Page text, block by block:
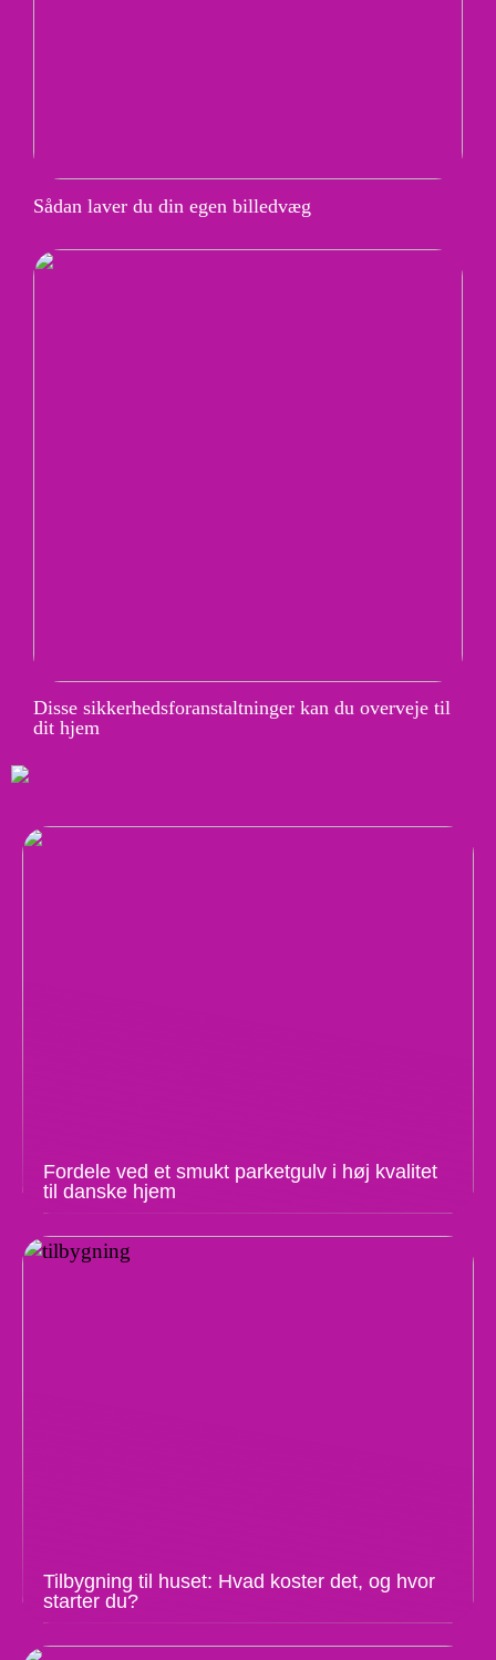
Sådan laver du din egen billedvæg
Disse sikkerhedsforanstaltninger kan du overveje til
dit hjem
Fordele ved et smukt parketgulv i høj kvalitet
til danske hjem
Tilbygning til huset: Hvad koster det, og hvor
starter du?